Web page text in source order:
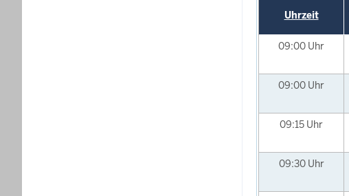
Uhrzeit
09:00 Uhr
09:00 Uhr
09:15 Uhr
09:30 Uhr